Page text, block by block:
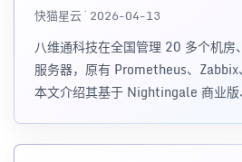
快猫星云 · 2026-04-13
八维通科技在全国管理 20 多个机房
服务器，原有 Prometheus、Zabbix
本文介绍其基于 Nightingale 商业